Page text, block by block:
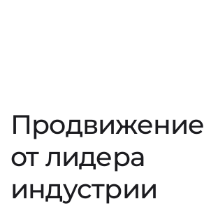
Продвижение
от лидера
индустрии